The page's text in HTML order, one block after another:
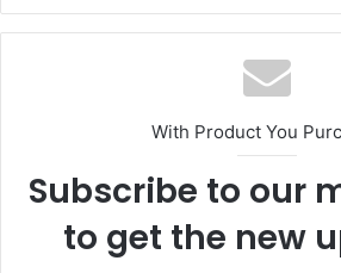
With Product You
Subscribe to our
to get the new